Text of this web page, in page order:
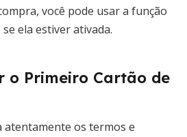
você pode usar a função
ela estiver ativada.
o Primeiro Cartão de
atentamente os termos e